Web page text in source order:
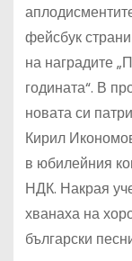
фейсбук
на наградите
годината“. В
новата си
Кирил
в юбилейния
НДК. Накрая
хванаха на
български